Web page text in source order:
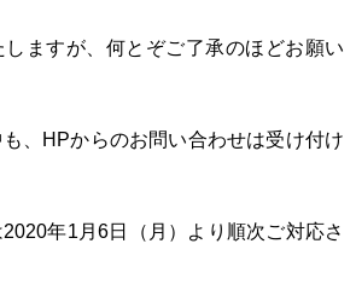
しますが、何とぞご了承のほどお願い
、HPからのお問い合わせは受け付け
年1月6日（月）より順次ご対応さ